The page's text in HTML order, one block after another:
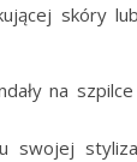
skóry
na
swojej